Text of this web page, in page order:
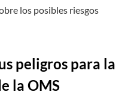
los posibles riesgos
peligros para la
la OMS